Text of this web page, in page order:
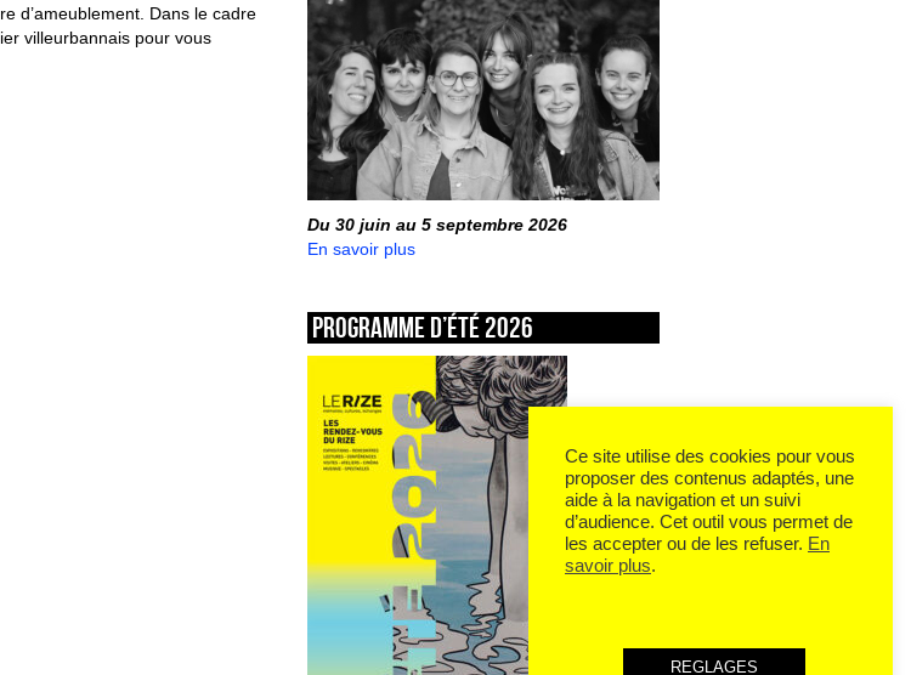
d’ameublement. Dans le cadre
villeurbannais pour vous
Du 30 juin au 5 septembre 2026
En savoir plus
Programme d’été 2026
Ce site utilise des cookies pour vous
proposer des contenus adaptés, une
aide à la navigation et un suivi
d’audience. Cet outil vous permet de
les accepter ou de les refuser. En
savoir plus.
REGLAGES